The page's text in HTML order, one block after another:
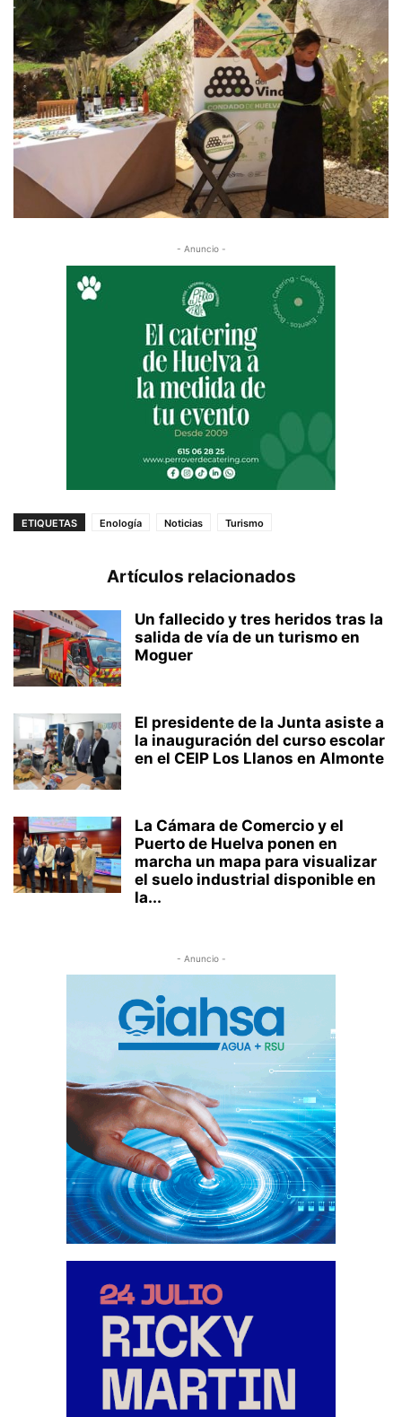
- Anuncio -
ETIQUETAS Enología Noticias Turismo
Artículos relacionados
Un fallecido y tres heridos tras la
salida de vía de un turismo en
Moguer
El presidente de la Junta asiste a
la inauguración del curso escolar
en el CEIP Los Llanos en Almonte
La Cámara de Comercio y el
Puerto de Huelva ponen en
marcha un mapa para visualizar
el suelo industrial disponible en
la...
- Anuncio -